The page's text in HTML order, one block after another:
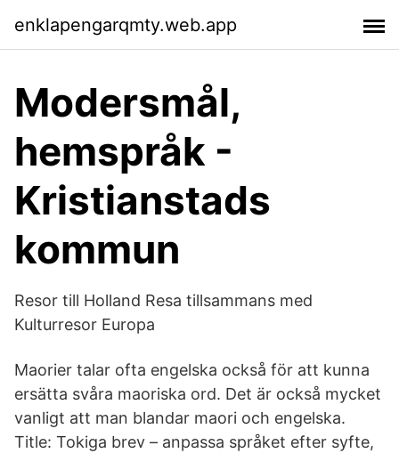
enklapengarqmty.web.app
Modersmål,
hemspråk -
Kristianstads
kommun
Resor till Holland Resa tillsammans med
Kulturresor Europa
Maorier talar ofta engelska också för att kunna
ersätta svåra maoriska ord. Det är också mycket
vanligt att man blandar maori och engelska.
Title: Tokiga brev – anpassa språket efter syfte,